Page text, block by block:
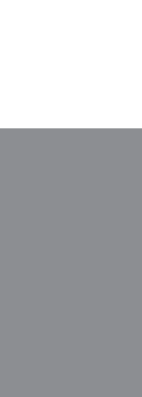
окне))
новом окне))